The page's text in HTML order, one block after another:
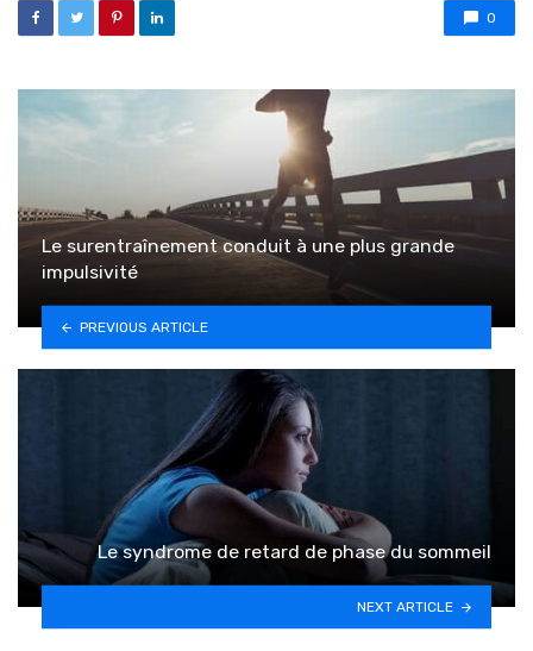
0
Le surentraînement conduit à une plus grande
impulsivité
PREVIOUS ARTICLE
Le syndrome de retard de phase du sommeil
NEXT ARTICLE